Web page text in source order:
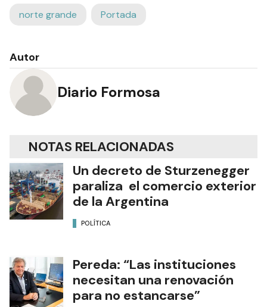
norte grande Portada
Autor
Diario Formosa
NOTAS RELACIONADAS
Un decreto de Sturzenegger
paraliza el comercio exterior
de la Argentina
POLÍTICA
Pereda: “Las instituciones
necesitan una renovación
para no estancarse”